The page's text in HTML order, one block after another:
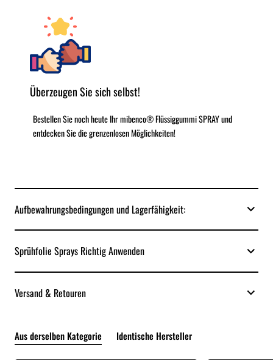
Überzeugen Sie sich selbst!
Bestellen Sie noch heute Ihr mibenco® Flüssiggummi SPRAY und
entdecken Sie die grenzenlosen Möglichkeiten!
Aufbewahrungsbedingungen und Lagerfähigkeit:
Sprühfolie Sprays Richtig Anwenden
Versand & Retouren
Aus derselben Kategorie Identische Hersteller